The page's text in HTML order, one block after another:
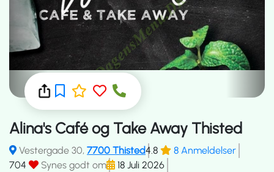
Alina's Café og Take Away Thisted
Vestergade 30, 7700 Thisted4.8
8 Anmeldelser
704
Synes godt om 18 Juli 2026